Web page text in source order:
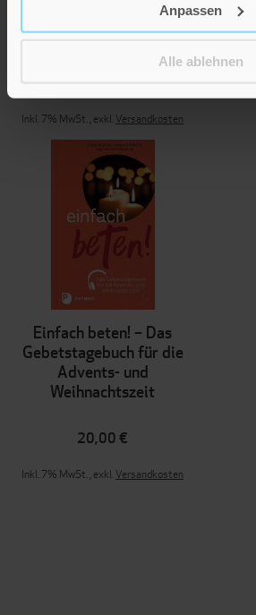
Anpassen
Alle ablehnen
Adventszauber und
Lichterglanz
Inkl. 7% MwSt. exkl. Versandkosten
Einfach beten! – Das
Gebetstagebuch für die
Advents- und
Weihnachtszeit
20,00 €
Inkl. 7% MwSt.,exkl.Versandkosten